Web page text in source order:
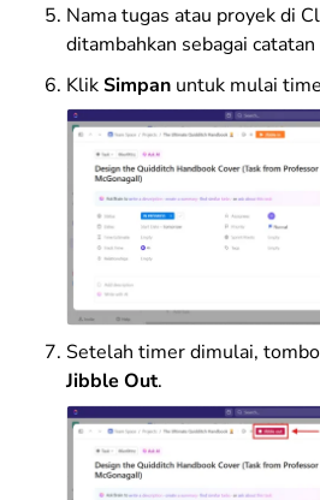
Nama tugas atau proyek di
ditambahkan sebagai
KlikSimpan untuk mulai
Setelah timer dimulai,
Jibble Out.